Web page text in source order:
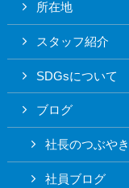
所在地
スタッフ紹介
SDGsについて
ブログ
社長のつぶやき
社員ブログ